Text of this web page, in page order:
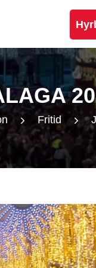
Fritid